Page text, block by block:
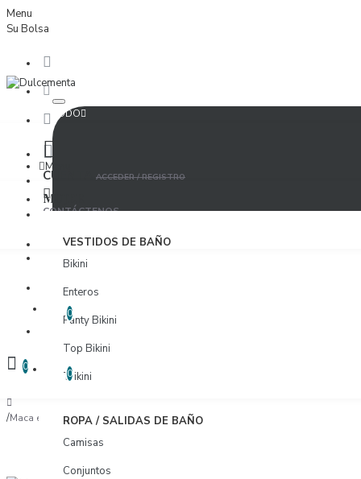
Menu
Su Bolsa
CONTÁCTENOS
TODO
CUENTA ACCEDER / REGISTRO
LISTA DE DESEOS
0
COMPARAR
0
Menu
MUJER
VESTIDOS DE BAÑO
Bikini
Enteros
Panty Bikini
Top Bikini
Trikini
ROPA / SALIDAS DE BAÑO
Camisas
Conjuntos
ACCEDER
PROVEEDORES
0
Maca en Polvo